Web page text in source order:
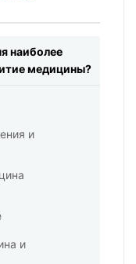
наиболее
медицины?
и
и